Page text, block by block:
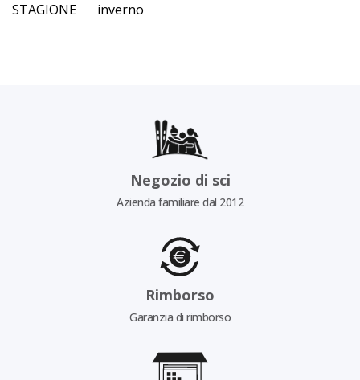
STAGIONE
inverno
Negozio di sci
Azienda familiare dal 2012
Rimborso
Garanzia di rimborso